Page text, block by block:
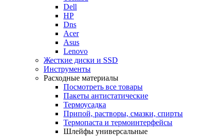
Dell
HP
Dns
Acer
Asus
Lenovo
Жесткие диски и SSD
Инструменты
Расходные материалы
Посмотреть все товары
Пакеты антистатические
Термоусадка
Припой, растворы, смазки, спирты
Термопаста и термоинтерфейсы
Шлейфы универсальные